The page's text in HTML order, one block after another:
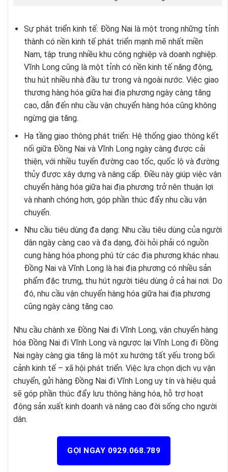
Sự phát triển kinh tế: Đồng Nai là một trong những tỉnh
thành có nền kinh tế phát triển mạnh mẽ nhất miền
Nam, tập trung nhiều khu công nghiệp và doanh nghiệp.
Vĩnh Long cũng là một tỉnh có nền kinh tế năng động,
thu hút nhiều nhà đầu tư trong và ngoài nước. Việc giao
thương hàng hóa giữa hai địa phương ngày càng tăng
cao, dẫn đến nhu cầu vận chuyển hàng hóa cũng không
ngừng gia tăng.
Hạ tầng giao thông phát triển: Hệ thống giao thông kết
nối giữa Đồng Nai và Vĩnh Long ngày càng được cải
thiện, với nhiều tuyến đường cao tốc, quốc lộ và đường
thủy được xây dựng và nâng cấp. Điều này giúp việc vận
chuyển hàng hóa giữa hai địa phương trở nên thuận lợi
và nhanh chóng hơn, góp phần thúc đẩy nhu cầu vận
chuyển.
Nhu cầu tiêu dùng đa dạng: Nhu cầu tiêu dùng của người
dân ngày càng cao và đa dạng, đòi hỏi phải có nguồn
cung hàng hóa phong phú từ các địa phương khác nhau.
Đồng Nai và Vĩnh Long là hai địa phương có nhiều sản
phẩm đặc trưng, thu hút người tiêu dùng ở cả hai nơi. Do
đó, nhu cầu vận chuyển hàng hóa giữa hai địa phương
cũng ngày càng tăng cao.
Nhu cầu chành xe Đồng Nai đi Vĩnh Long, vận chuyển hàng
hóa Đồng Nai đi Vĩnh Long và ngược lại Vĩnh Long đi Đồng
Nai ngày càng gia tăng là một xu hướng tất yếu trong bối
cảnh kinh tế – xã hội phát triển. Việc lựa chọn dịch vụ vận
chuyển, gửi hàng Đồng Nai đi Vĩnh Long uy tín và hiệu quả
sẽ góp phần thúc đẩy lưu thông hàng hóa, hỗ trợ hoạt
động sản xuất kinh doanh và nâng cao đời sống cho người
dân.
GỌI NGAY 0929.068.789